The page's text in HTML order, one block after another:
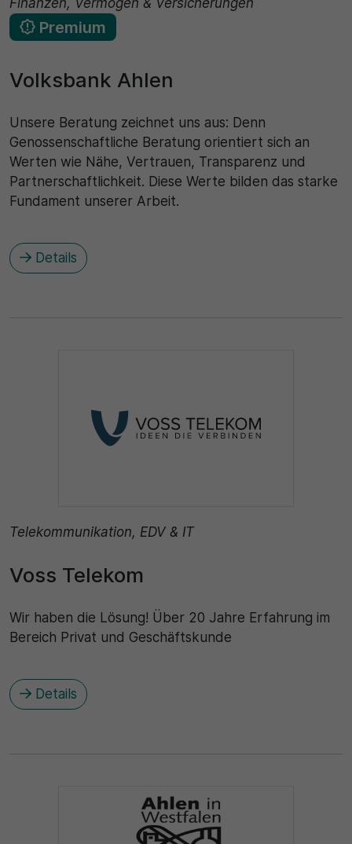
Finanzen, Vermögen & Versicherungen
Premium
Volksbank Ahlen
Unsere Beratung zeichnet uns aus: Denn
Genossenschaftliche Beratung orientiert sich an
Werten wie Nähe, Vertrauen, Transparenz und
Partnerschaftlichkeit. Diese Werte bilden das starke
Fundament unserer Arbeit.
Details
Telekommunikation, EDV & IT
Voss Telekom
Wir haben die Lösung! Über 20 Jahre Erfahrung im
Bereich Privat und Geschäftskunde
Details